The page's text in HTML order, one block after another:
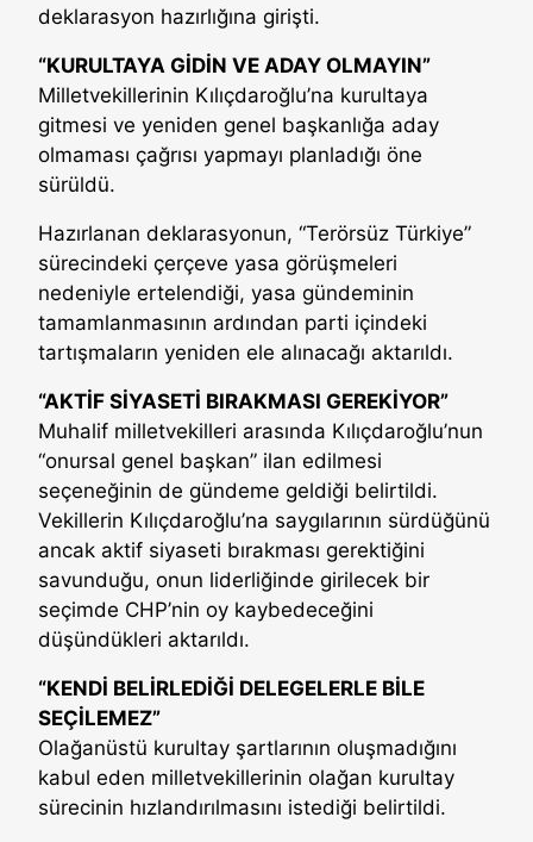
deklarasyon hazırlığına girişti.
“KURULTAYA GİDİN VE ADAY OLMAYIN”
Milletvekillerinin Kılıçdaroğlu’na kurultaya
gitmesi ve yeniden genel başkanlığa aday
olmaması çağrısı yapmayı planladığı öne
sürüldü.
Hazırlanan deklarasyonun, “Terörsüz Türkiye”
sürecindeki çerçeve yasa görüşmeleri
nedeniyle ertelendiği, yasa gündeminin
tamamlanmasının ardından parti içindeki
tartışmaların yeniden ele alınacağı aktarıldı.
“AKTİF SİYASETİ BIRAKMASI GEREKİYOR”
Muhalif milletvekilleri arasında Kılıçdaroğlu’nun
“onursal genel başkan” ilan edilmesi
seçeneğinin de gündeme geldiği belirtildi.
Vekillerin Kılıçdaroğlu’na saygılarının sürdüğünü
ancak aktif siyaseti bırakması gerektiğini
savunduğu, onun liderliğinde girilecek bir
seçimde CHP’nin oy kaybedeceğini
düşündükleri aktarıldı.
“KENDİ BELİRLEDİĞİ DELEGELERLE BİLE
SEÇİLEMEZ”
Olağanüstü kurultay şartlarının oluşmadığını
kabul eden milletvekillerinin olağan kurultay
sürecinin hızlandırılmasını istediği belirtildi.